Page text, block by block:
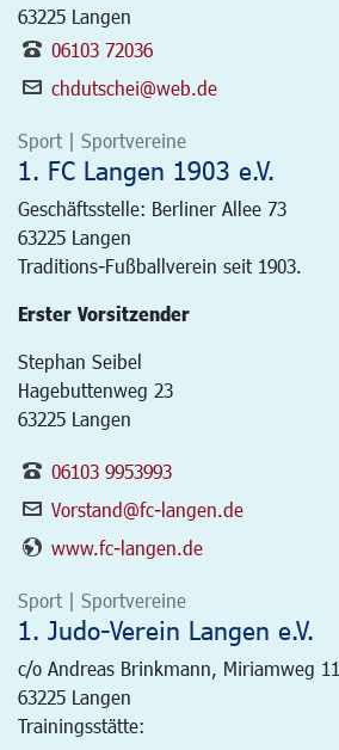
63225 Langen
06103 72036
chdutschei@web.de
Sport | Sportvereine
1. FC Langen 1903 e.V.
Geschäftsstelle: Berliner Allee 73
63225 Langen
Traditions-Fußballverein seit 1903.
Erster Vorsitzender
Stephan Seibel
Hagebuttenweg 23
63225 Langen
06103 9953993
Vorstand@fc-langen.de
www.fc-langen.de
Sport | Sportvereine
1. Judo-Verein Langen e.V.
c/o Andreas Brinkmann, Miriamweg 11
63225 Langen
Trainingsstätte: